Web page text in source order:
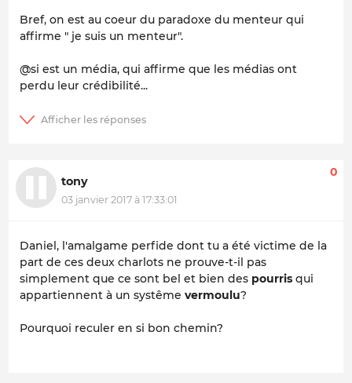
Bref, on est au coeur du paradoxe du menteur qui
affirme " je suis un menteur".
@si est un média, qui affirme que les médias ont
perdu leur crédibilité...
tony
03 janvier 2017 à 17:33:01
0
Daniel, l'amalgame perfide dont tu a été victime de la
part de ces deux charlots ne prouve-t-il pas
simplement que ce sont bel et bien des pourris qui
appartiennent à un systême vermoulu?
Pourquoi reculer en si bon chemin?